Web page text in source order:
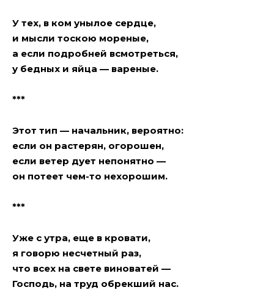
У тех, в ком унылое сердце,
и мысли тоскою мореные,
а если подробней всмотреться,
у бедных и яйцa — вареные.
***
Этот тип — начальник, вероятно:
если он растерян, огорошен,
если ветер дует непонятно —
он потеет чем-то нехорошим.
***
Уже с утра, еще в кровати,
я говорю несчетный раз,
что всех на свете виноватей —
Господь, на труд обрекший нас.